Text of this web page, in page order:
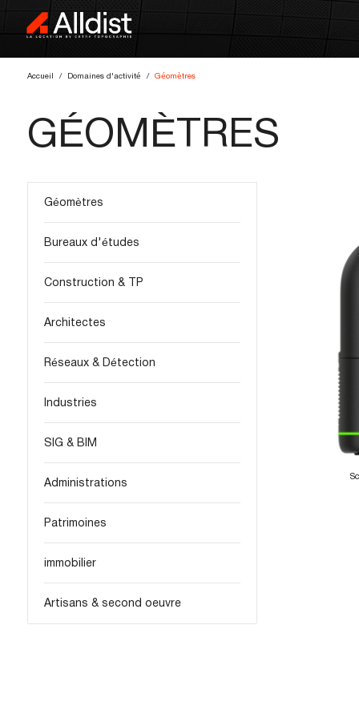
Accueil Domaines d'activité Géomètres
GÉOMÈTRES
Géomètres
Bureaux d'études
Construction & TP
Architectes
Réseaux & Détection
Industries
SIG & BIM
Administrations
Patrimoines
immobilier
Artisans & second oeuvre